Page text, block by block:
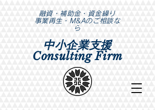
​融資・補助金・資金繰り
事業再生・M&Aのご相談な
ら
中小企業支援
Consulting Firm